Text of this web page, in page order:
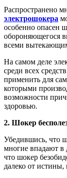
Распространено
электрошокера
особенно опасен
обороняющегося
всеми
На самом деле
среди всех
применить для
которыми
возможности
здоровью.
2. Шокер
Убедившись, что
многие впадают в
что шокер
далеко от